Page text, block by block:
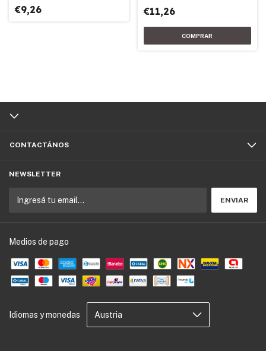
€9,26 €11,26
CONTACTÁNOS
NEWSLETTER
Medios de pago
Idiomas y monedas